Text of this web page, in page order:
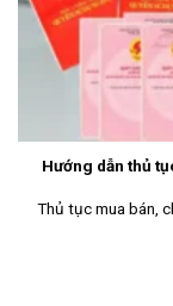
Hướng dẫn thủ
Thủ tục mua bán,